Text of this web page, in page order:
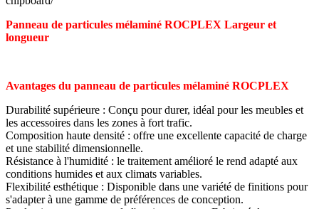
Panneau de particules mélaminé ROCPLEX Largeur et
longueur
Avantages du panneau de particules mélaminé ROCPLEX
Durabilité supérieure : Conçu pour durer, idéal pour les meubles et
les accessoires dans les zones à fort trafic.
Composition haute densité : offre une excellente capacité de charge
et une stabilité dimensionnelle.
Résistance à l'humidité : le traitement amélioré le rend adapté aux
conditions humides et aux climats variables.
Flexibilité esthétique : Disponible dans une variété de finitions pour
s'adapter à une gamme de préférences de conception.